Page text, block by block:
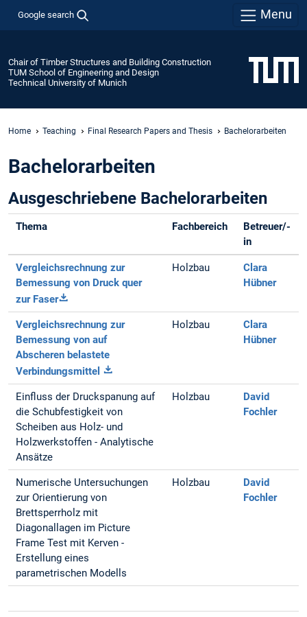
Google search Menu
Chair of Timber Structures and Building Construction
TUM School of Engineering and Design
Technical University of Munich
Home Teaching Final Research Papers and Thesis Bachelorarbeiten
Bachelorarbeiten
Ausgeschriebene Bachelorarbeiten
Thema Fachbereich
Betreuer/-
in
Vergleichsrechnung zur
Bemessung von Druck quer
zur Faser
Holzbau
Clara
Hübner
Vergleichsrechnung zur
Bemessung von auf
Abscheren belastete
Verbindungsmittel
Holzbau
Clara
Hübner
Einfluss der Druckspanung auf
die Schubfestigkeit von
Scheiben aus Holz- und
Holzwerkstoffen - Analytische
Ansätze
Holzbau
David
Fochler
Numerische Untersuchungen
zur Orientierung von
Brettsperrholz mit
Diagonallagen im Picture
Frame Test mit Kerven -
Erstellung eines
parametrischen Modells
Holzbau
David
Fochler